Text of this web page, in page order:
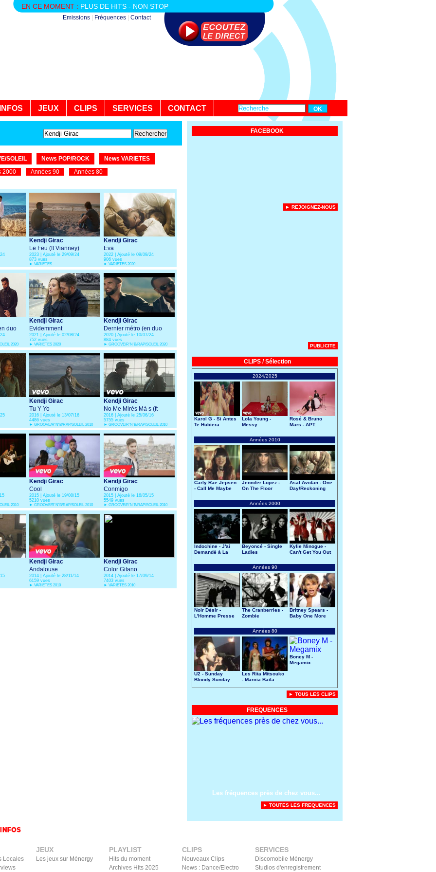
EN CE MOMENT : PLUS DE HITS - NON STOP
Emissions Fréquences Contact
INFOS JEUX CLIPS SERVICES CONTACT
SOLEIL News POP/ROCK
News VARIETES
2000 Années 90 Années 80
Kendji Girac
Le Feu (ft Vianney)
2023 | Ajouté le 29/09/24
873 vues
► VARIETES
Kendji Girac
Eva
2022 | Ajouté le 09/09/24
906 vues
► VARIETES 2020
duo
2020
Kendji Girac
Evidemment
2021 | Ajouté le 02/08/24
752 vues
► VARIETES 2020
Kendji Girac
Dernier métro (en duo
avec Gims)
2020 | Ajouté le 10/07/24
884 vues
► GROOVE/R'N'B/RAP/SOLEIL 2020
Kendji Girac
Tu Y Yo
2016 | Ajouté le 13/07/16
4486 vues
► GROOVE/R'N'B/RAP/SOLEIL 2010
Kendji Girac
No Me Mirès Mà s (ft
Soprano)
2016 | Ajouté le 25/06/16
5755 vues
► GROOVE/R'N'B/RAP/SOLEIL 2010
2010
Kendji Girac
Cool
2015 | Ajouté le 19/08/15
5210 vues
► GROOVE/R'N'B/RAP/SOLEIL 2010
Kendji Girac
Conmigo
2015 | Ajouté le 16/05/15
5549 vues
► GROOVE/R'N'B/RAP/SOLEIL 2010
Kendji Girac
Andalouse
2014 | Ajouté le 28/11/14
6159 vues
► VARIETES 2010
Kendji Girac
Color Gitano
2014 | Ajouté le 17/09/14
7403 vues
► VARIETES 2010
FACEBOOK
► REJOIGNEZ-NOUS
PUBLICITE
CLIPS / Sélection
2024/2025
Karol G - Si Antes
Te Hubiera
Lola Young -
Messy
Rosé & Bruno
Mars - APT.
Années 2010
Carly Rae Jepsen
- Call Me Maybe
Jennifer Lopez -
On The Floor
Asaf Avidan - One
Day/Reckoning
Années 2000
Indochine - J'ai
Demandé à La
Beyoncé - Single
Ladies
Kylie Minogue -
Can't Get You Out
Années 90
Noir Désir -
L'Homme Presse
The Cranberries -
Zombie
Britney Spears -
Baby One More
Années 80
U2 - Sunday
Bloody Sunday
Les Rita Mitsouko
- Marcia Baila
Boney M -
Megamix
► TOUS LES CLIPS
FREQUENCES
Les fréquences près de chez vous...
► TOUTES LES FREQUENCES
Locales
JEUX
Les jeux sur Ménergy
PLAYLIST
Hits du moment
Archives Hits 2025
CLIPS
Nouveaux Clips
News : Dance/Electro
SERVICES
Discomobile Ménergy
Studios d'enregistrement